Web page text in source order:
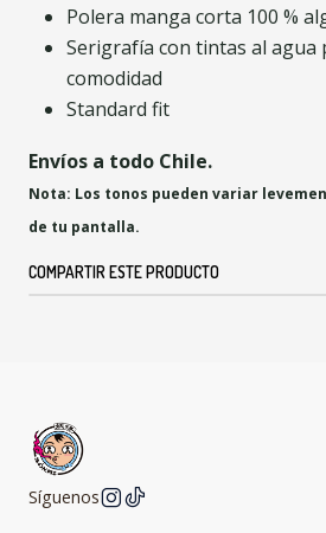
Polera manga corta 100 %
Serigrafía con tintas al agua
comodidad
Standard fit
Envíos a todo Chile.
Nota: Los tonos pueden variar
de tu pantalla.
COMPARTIR ESTE PRODUCTO
Síguenos